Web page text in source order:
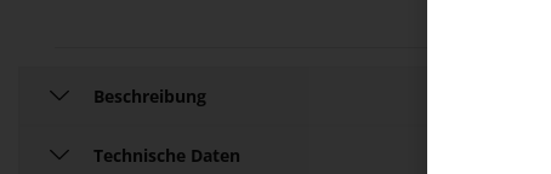
Beschreibung
Technische Daten